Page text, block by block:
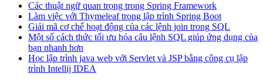
Các thuật ngữ quan trọng trong Spring Framework
Làm việc với Thymeleaf trong lập trình Spring Boot
Giải mã cơ chế hoạt động của các lệnh join trong SQL
Một số cách thức tối ưu hóa câu lệnh SQL giúp ứng dụng của
bạn nhanh hơn
Học lập trình java web với Servlet và JSP bằng công cụ lập
trình Intellij IDEA